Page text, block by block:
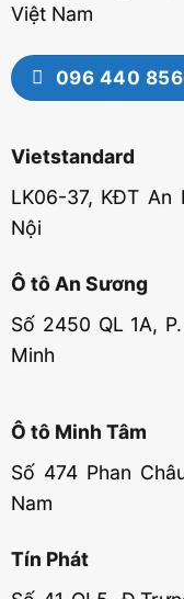
Việt Nam
096 440
Vietstandard
LK06-37, KĐT An
Nội
Ô tô An Sương
Số 2450 QL 1A,
Minh
Ô tô Minh Tâm
Số 474 Phan
Nam
Tín Phát